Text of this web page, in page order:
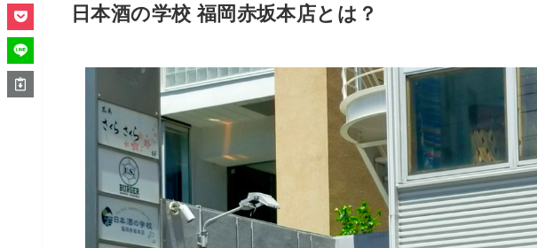
日本酒の学校 福岡赤坂本店とは？